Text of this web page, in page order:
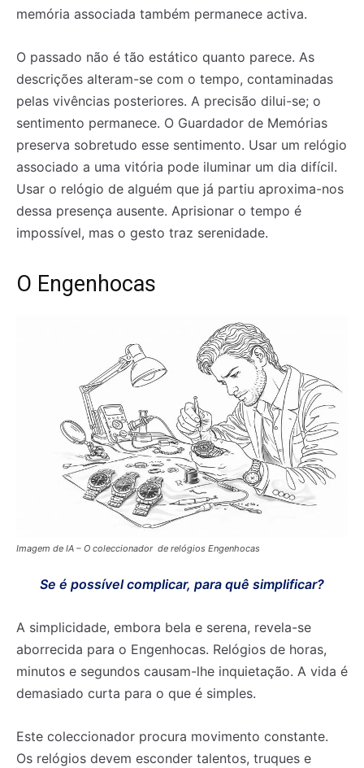
memória associada também permanece activa.
O passado não é tão estático quanto parece. As
descrições alteram-se com o tempo, contaminadas
pelas vivências posteriores. A precisão dilui-se; o
sentimento permanece. O Guardador de Memórias
preserva sobretudo esse sentimento. Usar um relógio
associado a uma vitória pode iluminar um dia difícil.
Usar o relógio de alguém que já partiu aproxima-nos
dessa presença ausente. Aprisionar o tempo é
impossível, mas o gesto traz serenidade.
O Engenhocas
Imagem de IA – O coleccionador de relógios Engenhocas
Se é possível complicar, para quê simplificar?
A simplicidade, embora bela e serena, revela-se
aborrecida para o Engenhocas. Relógios de horas,
minutos e segundos causam-lhe inquietação. A vida é
demasiado curta para o que é simples.
Este coleccionador procura movimento constante.
Os relógios devem esconder talentos, truques e